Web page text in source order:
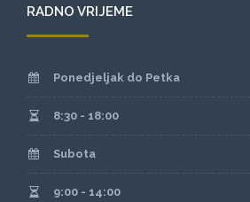
RADNO VRIJEME
Ponedjeljak do Petka
8:30 - 18:00
Subota
9:00 - 14:00